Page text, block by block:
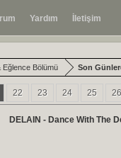
Yardım İletişim
Eğlence Bölümü Son
22 23 24 25 26
DELAIN - Dance With The